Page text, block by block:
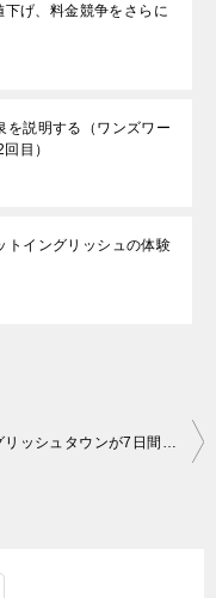
げ、料金競争をさらに
を説明する（ワンズワー
目）
トイングリッシュの体験